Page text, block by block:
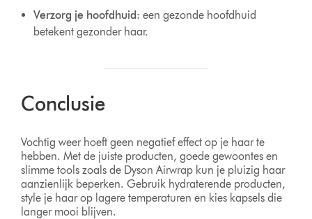
Verzorg je hoofdhuid: een gezonde hoofdhuid
betekent gezonder haar.
Conclusie
Vochtig weer hoeft geen negatief effect op je haar te
hebben. Met de juiste producten, goede gewoontes en
slimme tools zoals de Dyson Airwrap kun je pluizig haar
aanzienlijk beperken. Gebruik hydraterende producten,
style je haar op lagere temperaturen en kies kapsels die
langer mooi blijven.